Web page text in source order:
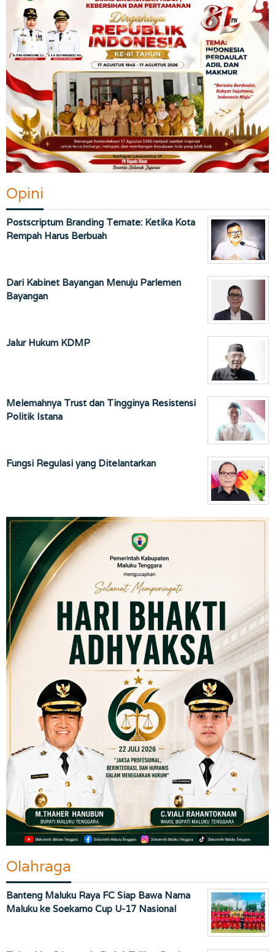
Opini
Postscriptum Branding Ternate: Ketika Kota
Rempah Harus Berbuah
Dari Kabinet Bayangan Menuju Parlemen
Bayangan
Jalur Hukum KDMP
Melemahnya Trust dan Tingginya Resistensi
Politik Istana
Fungsi Regulasi yang Ditelantarkan
Olahraga
Banteng Maluku Raya FC Siap Bawa Nama
Maluku ke Soekarno Cup U-17 Nasional